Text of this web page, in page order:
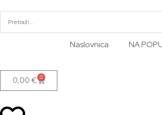
Naslovnica NA
0,00 € 0